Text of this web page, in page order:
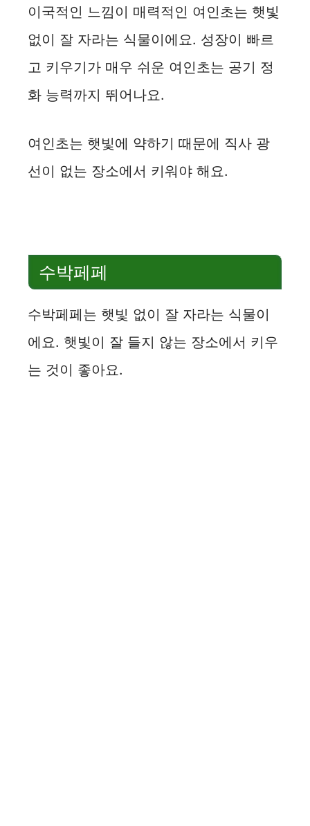
이국적인 느낌이 매력적인 여인초는 햇빛
없이 잘 자라는 식물이에요. 성장이 빠르
고 키우기가 매우 쉬운 여인초는 공기 정
화 능력까지 뛰어나요.
여인초는 햇빛에 약하기 때문에 직사 광
선이 없는 장소에서 키워야 해요.
수박페페
수박페페는 햇빛 없이 잘 자라는 식물이
에요. 햇빛이 잘 들지 않는 장소에서 키우
는 것이 좋아요.